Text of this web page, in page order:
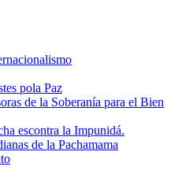
pola Paz
de la Soberanía para el Bien
escontra la Impunidá.
de la Pachamama